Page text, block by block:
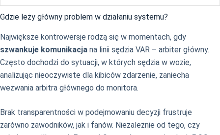
Gdzie leży główny problem w działaniu systemu?
Największe kontrowersje rodzą się w momentach, gdy
szwankuje komunikacja na linii sędzia VAR – arbiter główny.
Często dochodzi do sytuacji, w których sędzia w wozie,
analizując nieoczywiste dla kibiców zdarzenie, zaniecha
wezwania arbitra głównego do monitora.
Brak transparentności w podejmowaniu decyzji frustruje
zarówno zawodników, jak i fanów. Niezależnie od tego, czy